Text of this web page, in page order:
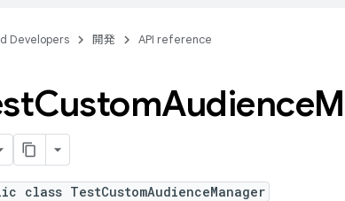
Developers 開発 API reference
CustomAudience
class TestCustomAudienceManager